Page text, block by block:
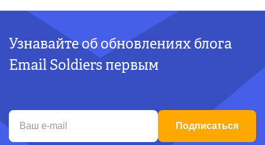
Узнавайте об обновлениях блога
Email Soldiers первым
Подписаться